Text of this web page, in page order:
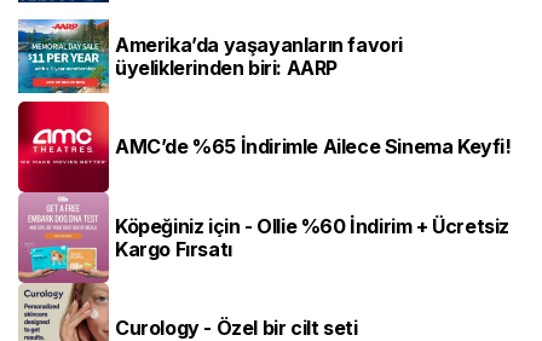
Amerika’da yaşayanların favori
üyeliklerinden biri: AARP
AMC’de %65 İndirimle Ailece Sinema Keyfi!
Köpeğiniz için - Ollie %60 İndirim + Ücretsiz
Kargo Fırsatı
Curology - Özel bir cilt seti